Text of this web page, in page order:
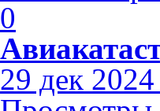
0
29 дек 2024